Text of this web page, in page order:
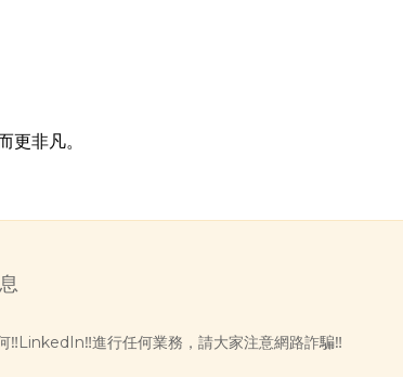
非凡。
‼️LinkedIn‼️進行任何業務，請大家注意網路詐騙‼️